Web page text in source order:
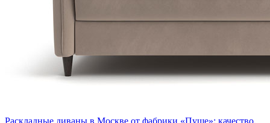
Раскладные диваны в Москве от фабрики «Пуше»: качество,